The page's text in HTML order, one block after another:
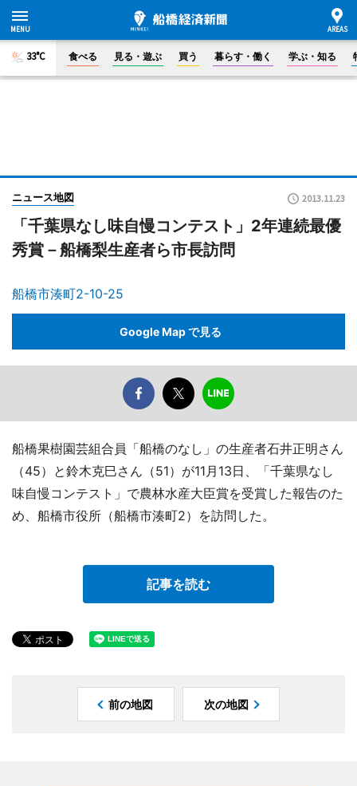
33°C 食べる 見る・遊ぶ 買う 暮らす・働く 学ぶ・知る
ニュース地図 2013.11.23
「千葉県なし味自慢コンテスト」2年連続最優
秀賞－船橋梨生産者ら市長訪問
船橋市湊町2-10-25
Google Map で見る
船橋果樹園芸組合員「船橋のなし」の生産者石井正明さん
（45）と鈴木克巳さん（51）が11月13日、「千葉県なし
味自慢コンテスト」で農林水産大臣賞を受賞した報告のた
め、船橋市役所（船橋市湊町2）を訪問した。
記事を読む
前の地図 次の地図